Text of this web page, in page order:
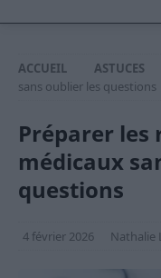
ACCUEIL ASTUCES
sans oublier les questions
Préparer les
médicaux
questions
4 février 2026 Nathalie